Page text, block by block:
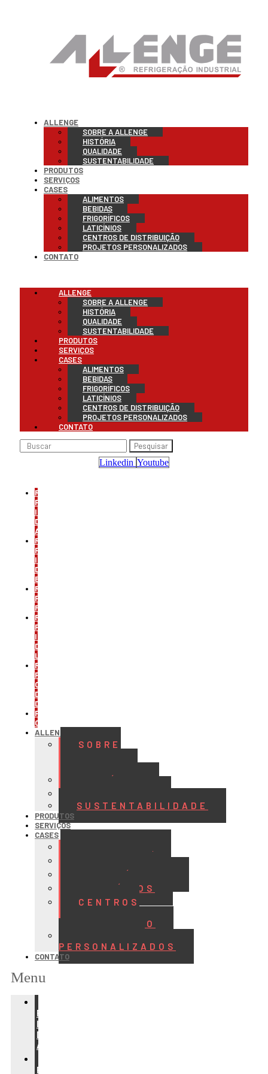
ALLENGE
SOBRE A ALLENGE
HISTÓRIA
QUALIDADE
SUSTENTABILIDADE
PRODUTOS
SERVIÇOS
CASES
ALIMENTOS
BEBIDAS
FRIGORÍFICOS
LATICÍNIOS
CENTROS DE DISTRIBUIÇÃO
PROJETOS PERSONALIZADOS
CONTATO
ALLENGE
SOBRE A ALLENGE
HISTÓRIA
QUALIDADE
SUSTENTABILIDADE
PRODUTOS
SERVIÇOS
CASES
ALIMENTOS
BEBIDAS
FRIGORÍFICOS
LATICÍNIOS
CENTROS DE DISTRIBUIÇÃO
PROJETOS PERSONALIZADOS
CONTATO
Pesquisar
Linkedin Youtube
REFRIGERAÇÃO
PARA
INDÚSTRIA
DE
ALIMENTOS
REFRIGERAÇÃO
PARA
INDÚSTRIA
DE
BEBIDAS
REFRIGERAÇÃO
PARA
FRIGORÍFICOS
REFRIGERAÇÃO
PARA
INDÚSTRIA
DE
LATICÍNIOS
REFRIGERAÇÃO
PARA
CENTROS
DE
DISTRIBUIÇÃO
PROJETOS
CUSTOMIZADOS
ALLENGE
SOBRE
HISTÓRIA
SUSTENTABILIDADE
PRODUTOS
SERVIÇOS
CASES
FRIGORÍFICOS
LATICÍNIOS
CENTROS
DISTRIBUIÇÃO
PERSONALIZADOS
CONTATO
Menu
PARA
INDÚSTRIA
DE
ALIMENTOS
PARA